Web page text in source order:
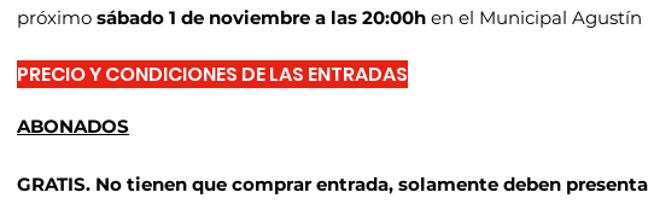
próximo sábado 1 de noviembre a las 20:00h en el Municipal Agustín
PRECIO Y CONDICIONES DE LAS ENTRADAS
ABONADOS
GRATIS. No tienen que comprar entrada, solamente deben